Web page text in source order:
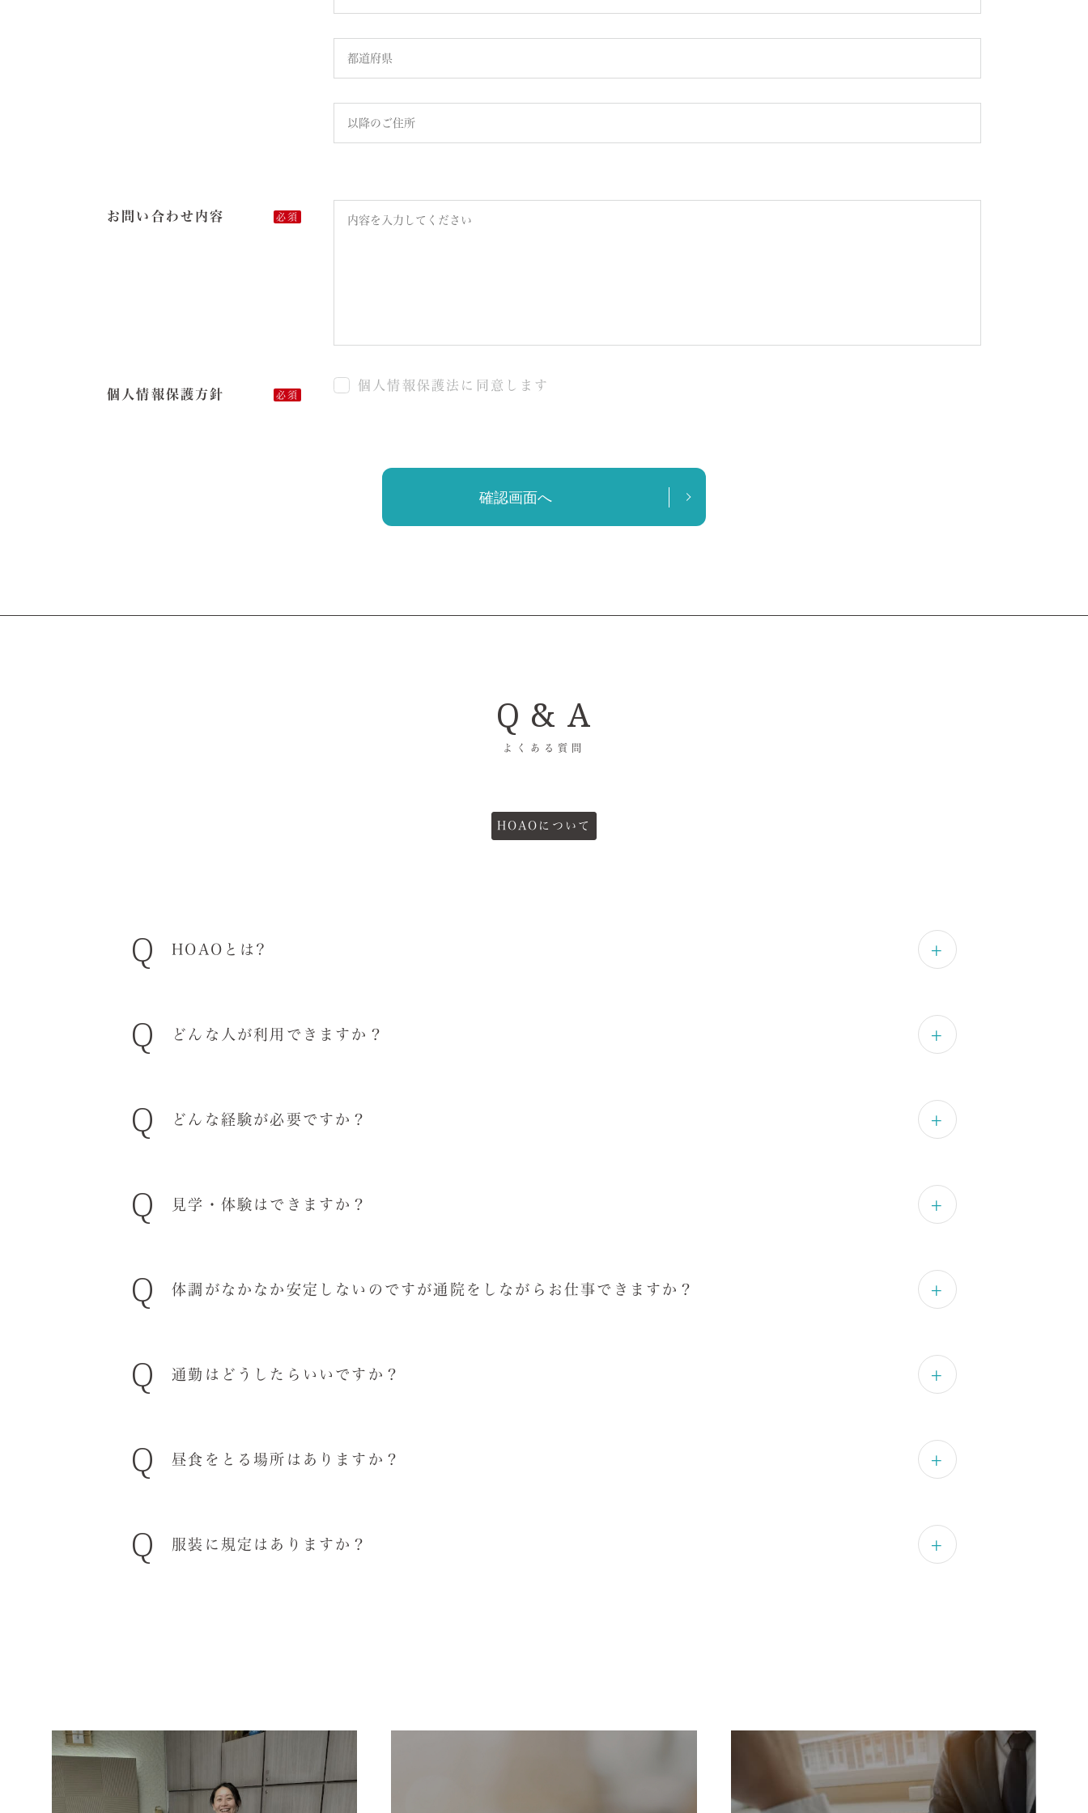
お問い合わせ内容 必須
個人情報保護方針 必須
個人情報保護法に同意します
確認画面へ
Q & A
よくある質問
HOAOについて
Q HOAOとは?
ハワイの言葉で、「チャンスを逃すな」という意味です。
Q どんな人が利用できますか？
主に、各種障がい者手帳をお持ちの方、難病指定の方が利用しています。
Q どんな経験が必要ですか？
未経験の方も大歓迎です。現在、一般企業経験者や学校新卒者、家事手伝いなどをしていた方など、多様な経歴をお
Q 見学・体験はできますか？
応募前の見学を随時受付しています。お仕事の内容や会社の雰囲気が自分にあっているかどうか、お確かめくださ
Q 体調がなかなか安定しないのですが通院をしながらお仕事できますか？
4時間、6時間のお仕事が選んでいただけます。急な通院との両立も都度相談に応じますのでご相談ください。
Q 通勤はどうしたらいいですか？
徒歩・自転車・自動車・公共交通機関＋送迎バスなどご利用いただけます。駐車場は敷地内にご用意しています。交
Q 昼食をとる場所はありますか？
食堂があります。テーブルを何種類か用意していますので、お好きな席でお食事いただけます。
Q 服装に規定はありますか？